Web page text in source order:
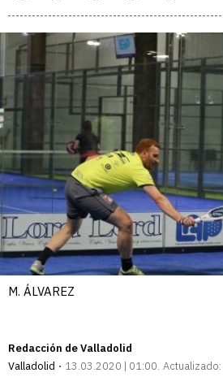
M. ÁLVAREZ
Redacción de Valladolid
Valladolid
13.03.2020 | 01:00 Actualizado: